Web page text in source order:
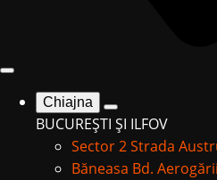
Chiajna
BUCUREȘTI ȘI ILFOV
Sector 2Strada
Băneasa Bd.